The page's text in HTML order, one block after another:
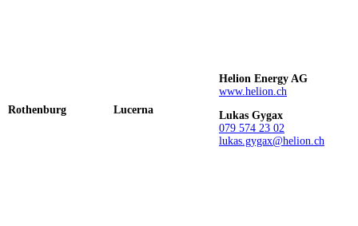
Rothenburg Lucerna
Helion Energy AG
www.helion.ch
Lukas Gygax
079 574 23 02
lukas.gygax@helion.ch